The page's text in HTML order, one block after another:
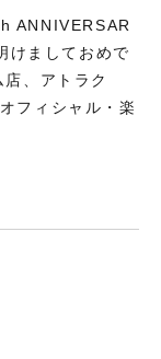
けましておめで
、アトラク
フィシャル・楽